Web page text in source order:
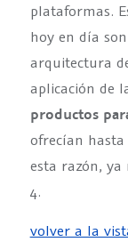
plataformas.
hoy en día
arquitectura
aplicación de
productos
ofrecían
esta razón,
4.
volver a la